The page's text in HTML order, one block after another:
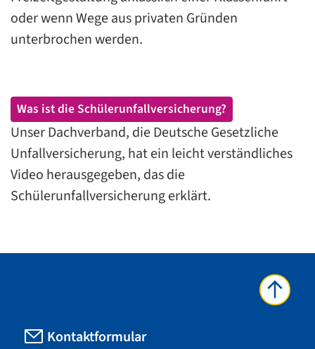
oder wenn Wege aus privaten Gründen
unterbrochen werden.
Was ist die Schülerunfallversicherung?
Unser Dachverband, die Deutsche Gesetzliche
Unfallversicherung, hat ein leicht verständliches
Video herausgegeben, das die
Schülerunfallversicherung erklärt.
Kontaktformular